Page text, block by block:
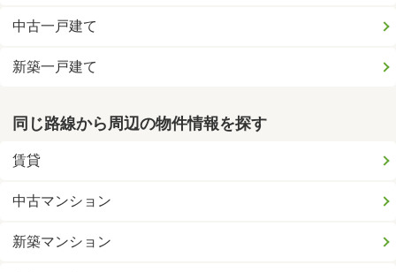
中古一戸建て
新築一戸建て
同じ路線から周辺の物件情報を探す
賃貸
中古マンション
新築マンション